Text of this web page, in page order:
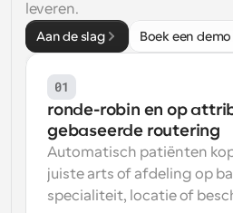
leveren.
Aan de slag Boek een demo
01
ronde-robin en op
gebaseerde routering
Automatisch patiënten
juiste arts of afdeling op
specialiteit, locatie of